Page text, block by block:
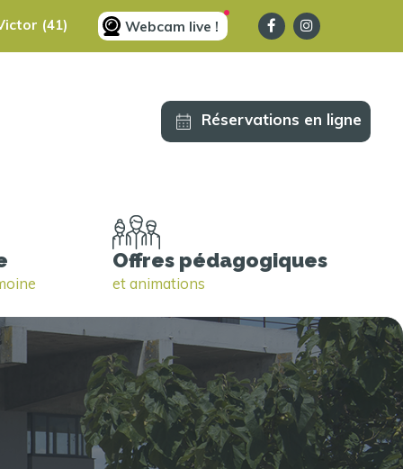
(41) Webcam live !
Réservations en ligne
Offres pédagogiques
et animations